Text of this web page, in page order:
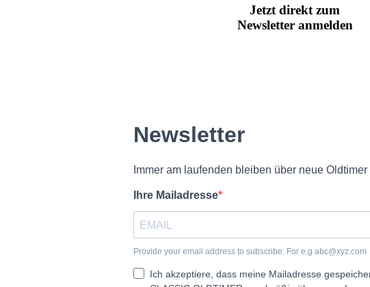
Jetzt direkt zum
Newsletter anmelden